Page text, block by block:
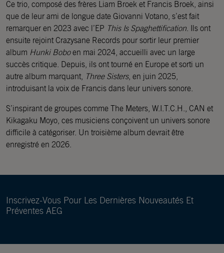
Ce trio, composé des frères Liam Broek et Francis Broek, ainsi
que de leur ami de longue date Giovanni Votano, s’est fait
remarquer en 2023 avec l’EP This Is Spaghettification . Ils ont
ensuite rejoint Crazysane Records pour sortir leur premier
album Hunki Boboen mai 2024, accueilli avec un large
succès critique. Depuis, ils ont tourné en Europe et sorti un
autre album marquant, Three Sisters, en juin 2025,
introduisant la voix de Francis dans leur univers sonore.
S’inspirant de groupes comme The Meters, W.I.T.C.H., CAN et
Kikagaku Moyo, ces musiciens conçoivent un univers sonore
difficile à catégoriser. Un troisième album devrait être
enregistré en 2026.
Inscrivez-Vous Pour Les Dernières Nouveautés Et
Préventes AEG